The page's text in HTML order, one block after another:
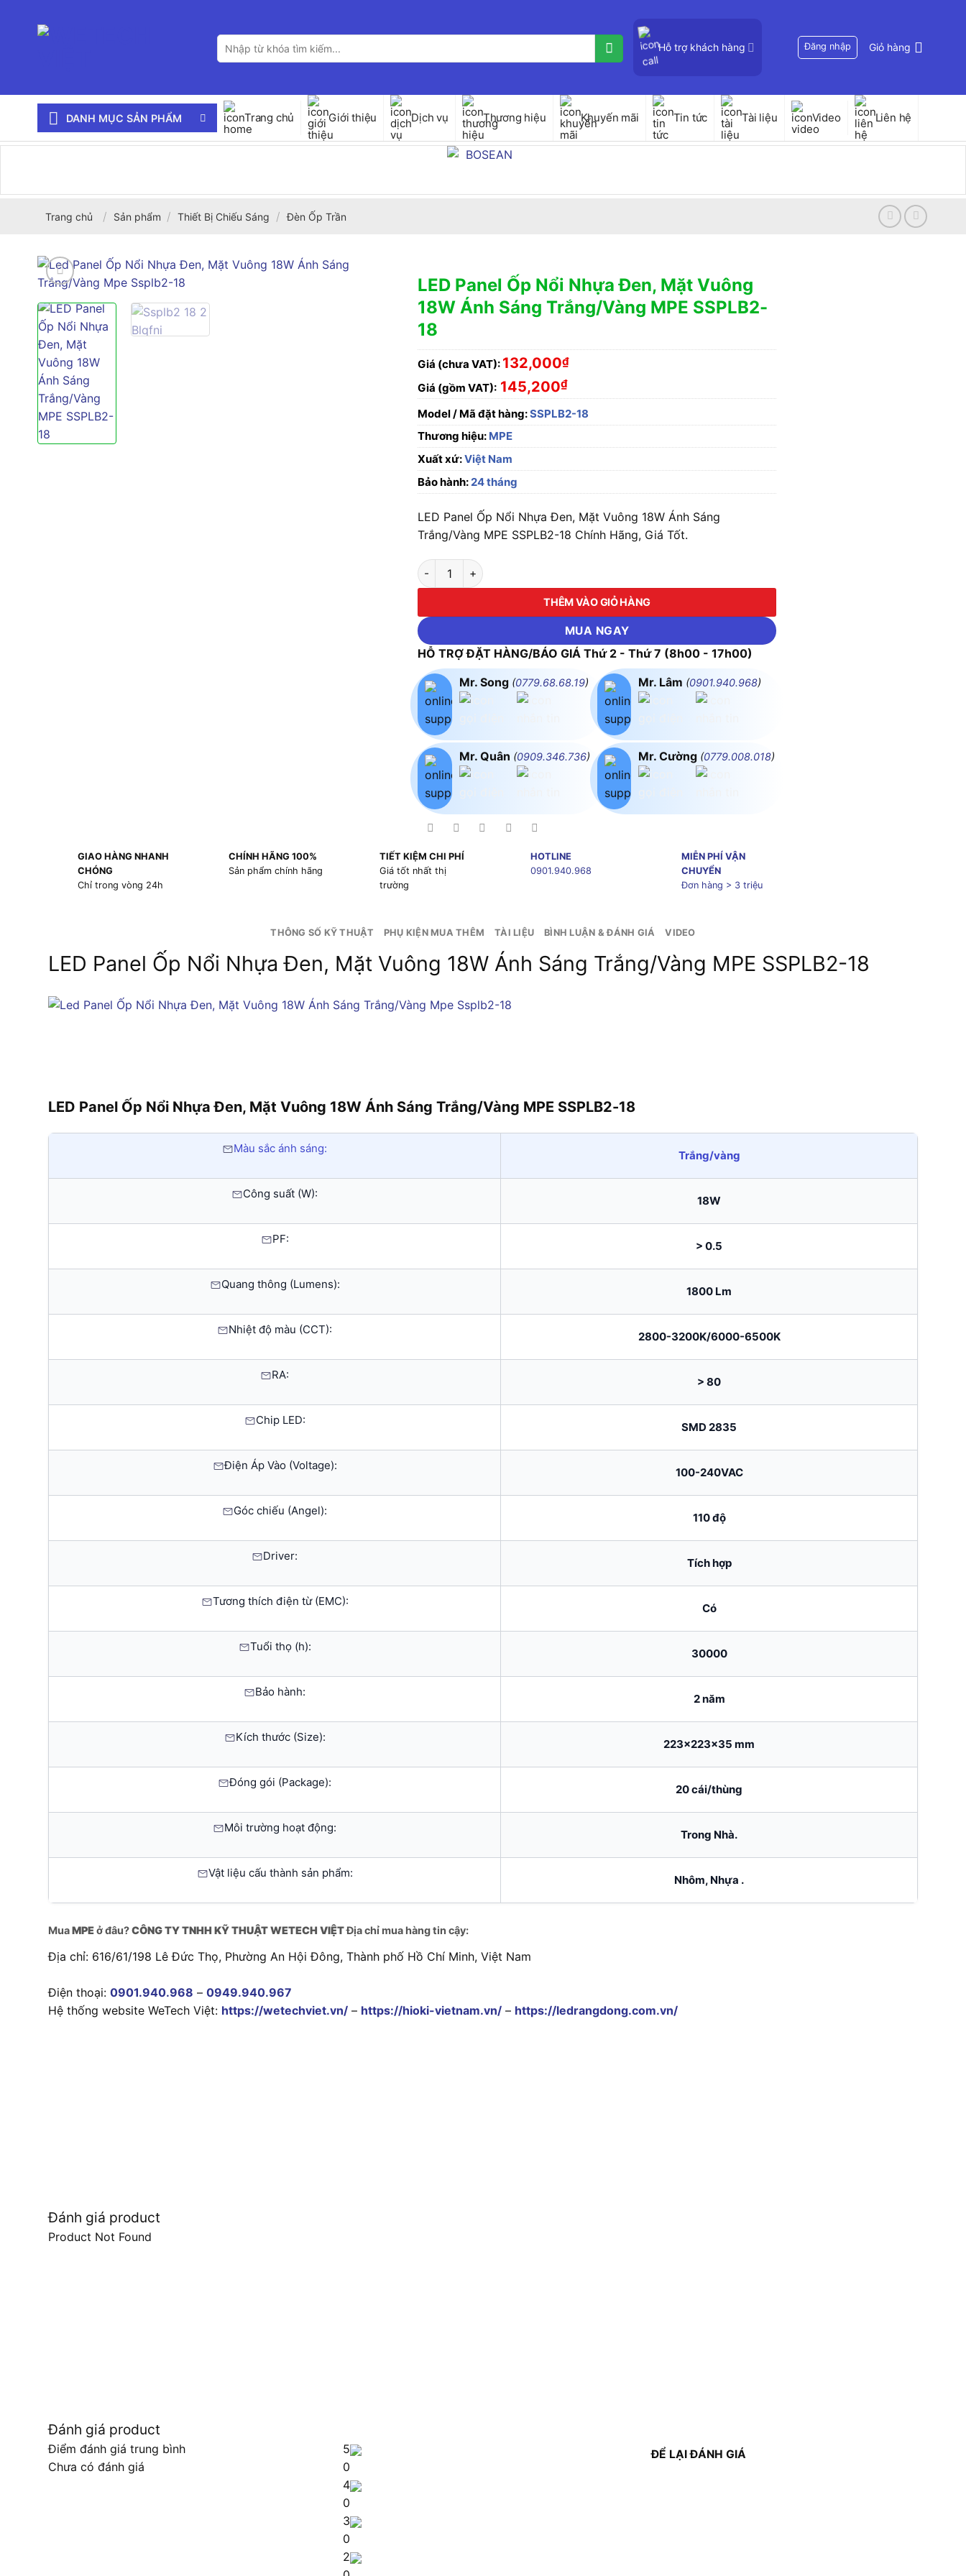
Tìm
kiếm:
Hỗ trợ khách hàng Đăng nhập Giỏ hàng
DANH MỤC SẢN PHẨM Trang chủ Giới thiệu Dịch vụ Thương hiệu Khuyến mãi Tin tức Tài liệu Video Liên hệ
Trang chủ / Sản phẩm / Thiết Bị Chiếu Sáng / Đèn Ốp Trần
LED Panel Ốp Nổi Nhựa Đen, Mặt Vuông
18W Ánh Sáng Trắng/Vàng MPE SSPLB2-
18
Giá (chưa VAT): 132,000₫
Giá (gồm VAT): 145,200₫
Model / Mã đặt hàng:SSPLB2-18
Thương hiệu: MPE
Xuất xứ:Việt Nam
Bảo hành:24 tháng
LED Panel Ốp Nổi Nhựa Đen, Mặt Vuông 18W Ánh Sáng
Trắng/Vàng MPE SSPLB2-18 Chính Hãng, Giá Tốt.
LED Panel Ốp Nổi Nhựa Đen, Mặt Vuông 18W Ánh Sáng Trắng/Vàng MPE SSPLB2-18 số lượng
THÊM VÀO GIỎ HÀNG
MUA NGAY
HỖ TRỢ ĐẶT HÀNG/BÁO GIÁ Thứ 2 - Thứ 7 (8h00 - 17h00)
Mr. Song (0779.68.68.19)
Mr. Quân (0909.346.736)
Mr. Lâm (0901.940.968)
Mr. Cường (0779.008.018)
GIAO HÀNG NHANH
CHÓNG
Chỉ trong vòng 24h
CHÍNH HÃNG 100%
Sản phẩm chính hãng
TIẾT KIỆM CHI PHÍ
Giá tốt nhất thị
trường
HOTLINE
0901.940.968
MIỄN PHÍ VẬN
CHUYỂN
Đơn hàng > 3 triệu
THÔNG SỐ KỸ THUẬT PHỤ KIỆN MUA THÊM TÀI LIỆU BÌNH LUẬN & ĐÁNH GIÁ VIDEO
LED Panel Ốp Nổi Nhựa Đen, Mặt Vuông 18W Ánh Sáng Trắng/Vàng MPE SSPLB2-18
LED Panel Ốp Nổi Nhựa Đen, Mặt Vuông 18W Ánh Sáng Trắng/Vàng MPE SSPLB2-18
Màu sắc ánh sáng:
Trắng/vàng
Công suất (W):
18W
PF:
> 0.5
Quang thông (Lumens):
1800 Lm
Nhiệt độ màu (CCT):
2800-3200K/6000-6500K
RA:
> 80
Chip LED:
SMD 2835
Điện Áp Vào (Voltage):
100-240VAC
Góc chiếu (Angel):
110 độ
Driver:
Tích hợp
Tương thích điện từ (EMC):
Có
Tuổi thọ (h):
30000
Bảo hành:
2 năm
Kích thước (Size):
223x223x35 mm
Đóng gói (Package):
20 cái/thùng
Môi trường hoạt động:
Trong Nhà.
Vật liệu cấu thành sản phẩm:
Nhôm, Nhựa .
MuaMPEở đâu?CÔNG TY TNHH KỸ THUẬT WETECH VIỆTĐịa chỉ mua hàng tin cậy:
Địa chỉ: 616/61/198 Lê Đức Thọ, Phường An Hội Đông, Thành phố Hồ Chí Minh, Việt Nam
Điện thoại: 0901.940.968 – 0949.940.967
Hệ thống website WeTech Việt: https://wetechviet.vn/ – https://hioki-vietnam.vn/ – https://ledrangdong.com.vn/
Đánh giá product
Product Not Found
Đánh giá product
Điểm đánh giá trung bình
Chưa có đánh giá
5
0
4
0
3
0
2
ĐỂ LẠI ĐÁNH GIÁ